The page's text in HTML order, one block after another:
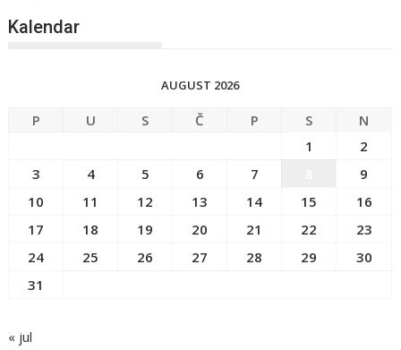
Kalendar
AUGUST 2026
P U S Č P S
N
1
2
3
4 5 6 7
9
10
11 12 13 14 15
16
17
18 19 20 21 22
23
24
25 26 27 28 29
30
31
« jul